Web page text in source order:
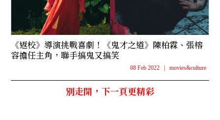
《返校》導演挑戰喜劇！《鬼才之道》陳柏霖、張榕
容擔任主角，聯手搞鬼又搞笑
08 Feb 2022 | movies&culture
別走開，下一頁更精彩